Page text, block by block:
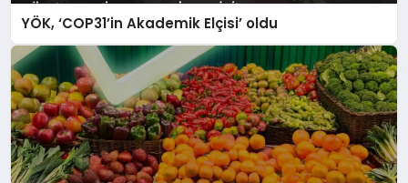
YÖK, ‘COP31’in Akademik Elçisi’ oldu